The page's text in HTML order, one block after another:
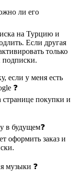
ли его
на Турцию и
Если другая
только
подписки.
если у меня есть
❓
покупки и
в будущем❓
оформить заказ и
музыки ❓